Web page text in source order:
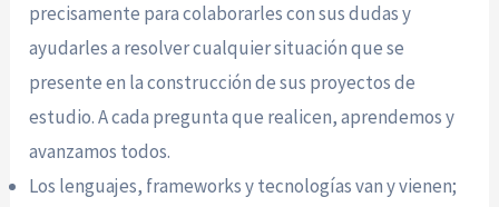
precisamente para colaborarles con sus dudas y
ayudarles a resolver cualquier situación que se
presente en la construcción de sus proyectos de
estudio. A cada pregunta que realicen, aprendemos y
avanzamos todos.
Los lenguajes, frameworks y tecnologías van y vienen;